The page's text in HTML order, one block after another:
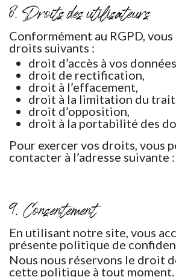
8. Droits des utilisateurs
Conformément au RGPD,
droits suivants :
droit d’accès à vos
droit de rectification,
droit à l’effacement,
droit à la limitation du
droit d’opposition,
droit à la portabilité des
Pour exercer vos droits, vous
contacter à l’adresse suivante :
9. Consentement
En utilisant notre site, vous
présente politique de
Nous nous réservons le droit
cette politique à tout moment.